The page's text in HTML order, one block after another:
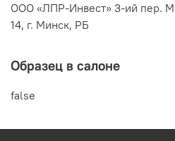
ООО «ЛПР-Инвест» 3-ий пер.
14, г. Минск, РБ
Образец в салоне
false